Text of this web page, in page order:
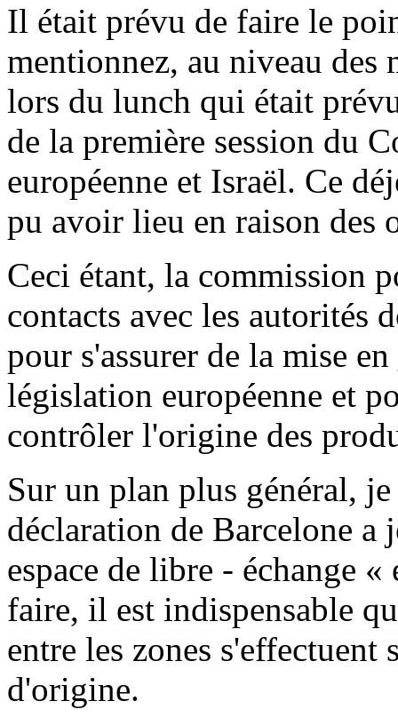
Il était prévu de faire le
mentionnez, au niveau des
lors du lunch qui était
de la première session du
européenne et Israël. Ce
pu avoir lieu en raison des
Ceci étant, la commission
contacts avec les autorités
pour s'assurer de la mise
législation européenne et
contrôler l'origine des
Sur un plan plus général,
déclaration de Barcelone a
espace de libre - échange
faire, il est indispensable
entre les zones s'effectuent
d'origine.